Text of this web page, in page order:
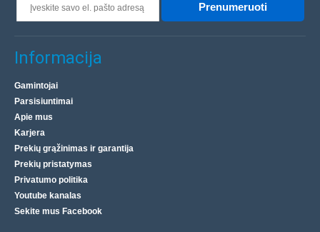
Prenumeruoti
Informacija
Gamintojai
Parsisiuntimai
Apie mus
Karjera
Prekių grąžinimas ir garantija
Prekių pristatymas
Privatumo politika
Youtube kanalas
Sekite mus Facebook